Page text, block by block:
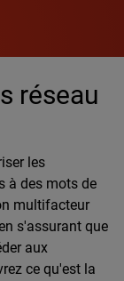
réseau
les
à des mots de
multifacteur
s'assurant que
aux
ce qu'est la